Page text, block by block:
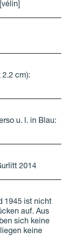
2.2 cm):
u. l. in Blau:
2014
1945 ist nicht
auf. Aus
sich keine
keine